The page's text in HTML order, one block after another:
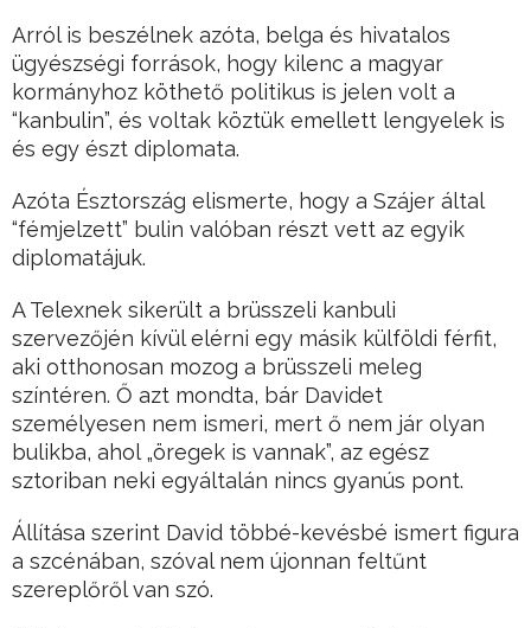
Arról is beszélnek azóta, belga és hivatalos
ügyészségi források, hogy kilenc a magyar
kormányhoz köthető politikus is jelen volt a
“kanbulin”, és voltak köztük emellett lengyelek is
és egy észt diplomata.
Azóta Észtország elismerte, hogy a Szájer által
“fémjelzett” bulin valóban részt vett az egyik
diplomatájuk.
A Telexnek sikerült a brüsszeli kanbuli
szervezőjén kívül elérni egy másik külföldi férfit,
aki otthonosan mozog a brüsszeli meleg
színtéren. Ő azt mondta, bár Davidet
személyesen nem ismeri, mert ő nem jár olyan
bulikba, ahol „öregek is vannak”, az egész
sztoriban neki egyáltalán nincs gyanús pont.
Állítása szerint David többé-kevésbé ismert figura
a szcénában, szóval nem újonnan feltűnt
szereplőről van szó.